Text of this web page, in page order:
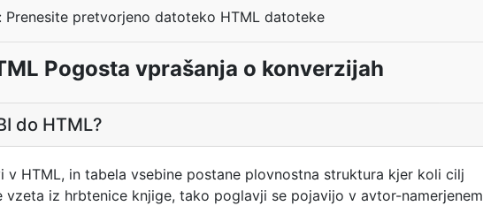
Prenesite pretvorjeno datoteko HTML datoteke
Pogosta vprašanja o konverzijah
do HTML?
v HTML, in tabela vsebine postane plovnostna struktura kjer koli cilj
vzeta iz hrbtenice knjige, tako poglavji se pojavijo v avtor-namerjenem